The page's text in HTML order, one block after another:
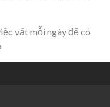
vặt mỗi ngày để có